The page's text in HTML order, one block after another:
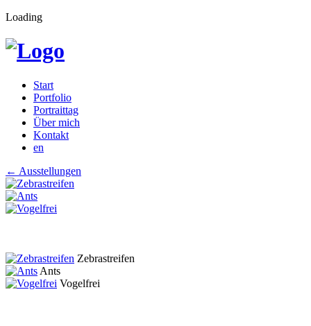
Loading
Start
Portfolio
Portraittag
Über mich
Kontakt
en
← Ausstellungen
Zebrastreifen
Ants
Vogelfrei